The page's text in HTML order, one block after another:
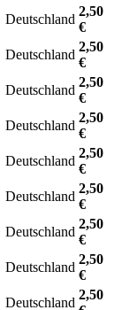
Deutschland
2,50
€
Deutschland
2,50
€
Deutschland
2,50
€
Deutschland
2,50
€
Deutschland
2,50
€
Deutschland
2,50
€
Deutschland
2,50
€
Deutschland
2,50
€
Deutschland
2,50